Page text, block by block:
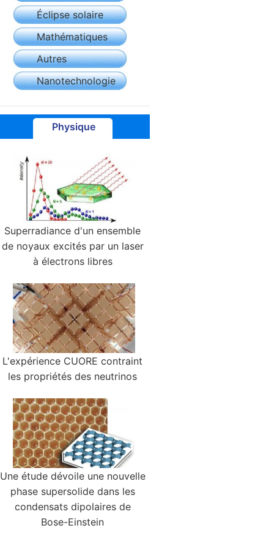
Éclipse solaire
Mathématiques
Autres
Nanotechnologie
Physique
Superradiance d'un ensemble
de noyaux excités par un laser
à électrons libres
L'expérience CUORE contraint
les propriétés des neutrinos
Une étude dévoile une nouvelle
phase supersolide dans les
condensats dipolaires de
Bose-Einstein